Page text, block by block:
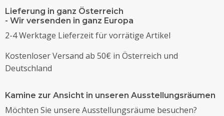
Lieferung in ganz Österreich
- Wir versenden in ganz Europa
2-4 Werktage Lieferzeit für vorrätige Artikel
Kostenloser Versand ab 50€ in Österreich und
Deutschland
Kamine zur Ansicht in unseren Ausstellungsräumen
Möchten Sie unsere Ausstellungsräume besuchen?